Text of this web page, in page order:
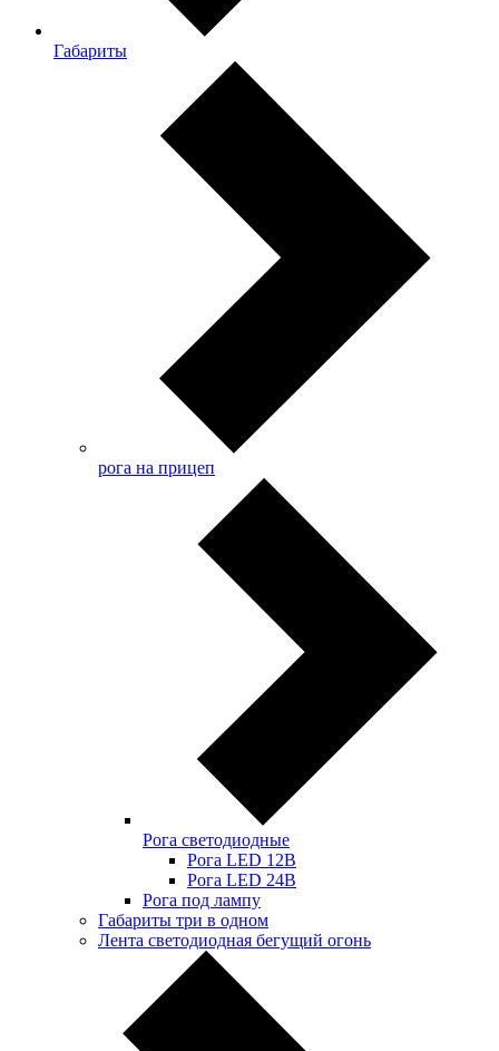
Габариты
рога на прицеп
Рога светодиодные
Рога LED 12В
Рога LED 24В
Рога под лампу
Габариты три в одном
Лента светодиодная бегущий огонь